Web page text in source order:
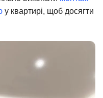
у квартирі, щоб досягти